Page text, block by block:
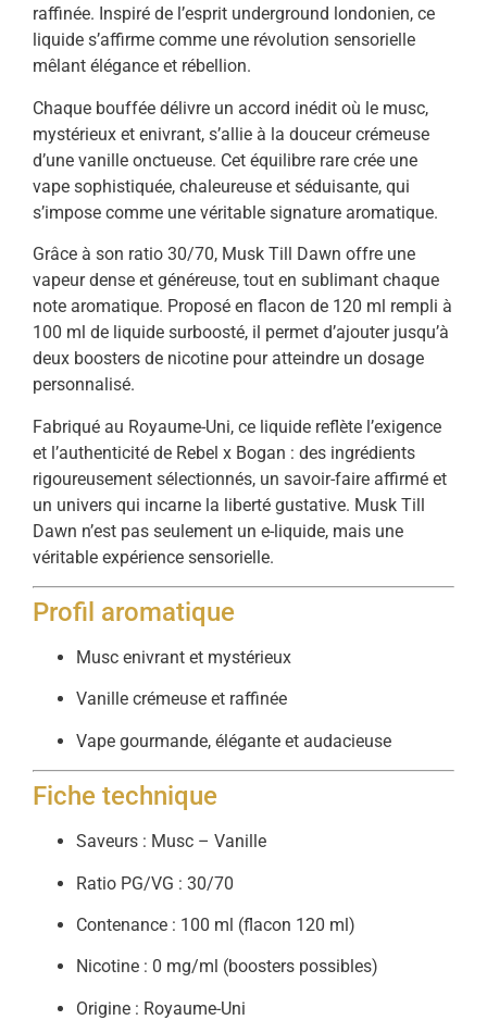
raffinée. Inspiré de l’esprit underground londonien, ce
liquide s’affirme comme une révolution sensorielle
mêlant élégance et rébellion.
Chaque bouffée délivre un accord inédit où le musc,
mystérieux et enivrant, s’allie à la douceur crémeuse
d’une vanille onctueuse. Cet équilibre rare crée une
vape sophistiquée, chaleureuse et séduisante, qui
s’impose comme une véritable signature aromatique.
Grâce à son ratio 30/70, Musk Till Dawn offre une
vapeur dense et généreuse, tout en sublimant chaque
note aromatique. Proposé en flacon de 120 ml rempli à
100 ml de liquide surboosté, il permet d’ajouter jusqu’à
deux boosters de nicotine pour atteindre un dosage
personnalisé.
Fabriqué au Royaume-Uni, ce liquide reflète l’exigence
et l’authenticité de Rebel x Bogan : des ingrédients
rigoureusement sélectionnés, un savoir-faire affirmé et
un univers qui incarne la liberté gustative. Musk Till
Dawn n’est pas seulement un e-liquide, mais une
véritable expérience sensorielle.
Profil aromatique
Musc enivrant et mystérieux
Vanille crémeuse et raffinée
Vape gourmande, élégante et audacieuse
Fiche technique
Saveurs : Musc – Vanille
Ratio PG/VG : 30/70
Contenance : 100 ml (flacon 120 ml)
Nicotine : 0 mg/ml (boosters possibles)
Origine : Royaume-Uni